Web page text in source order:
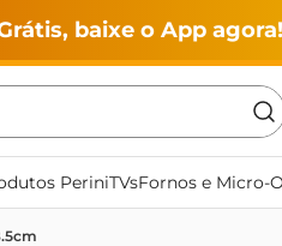
baixe o App agora!
PeriniTVsFornos e Micro-